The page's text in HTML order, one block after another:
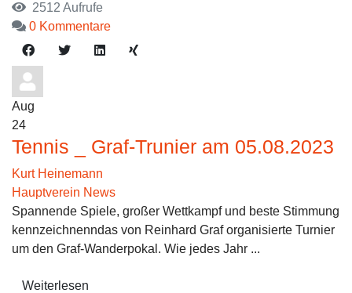
2512 Aufrufe
0 Kommentare
Aug
24
Tennis _ Graf-Trunier am 05.08.2023
Kurt Heinemann
Hauptverein News
Spannende Spiele, großer Wettkampf und beste Stimmung
kennzeichnenndas von Reinhard Graf organisierte Turnier
um den Graf-Wanderpokal. Wie jedes Jahr ...
Weiterlesen